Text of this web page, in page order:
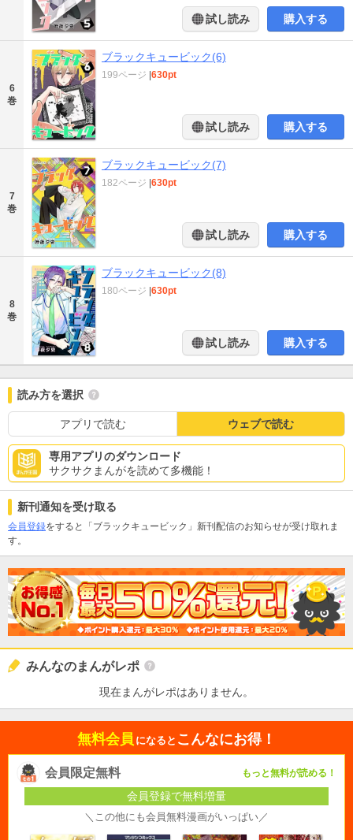
試し読み 購入する
6
巻
ブラックキュービック(6)
199ページ 630pt
試し読み 購入する
7
巻
ブラックキュービック(7)
182ページ 630pt
試し読み 購入する
8
巻
ブラックキュービック(8)
180ページ 630pt
試し読み 購入する
読み方を選択
アプリで読む ウェブで読む
専用アプリのダウンロード
サクサクまんがを読めて多機能！
新刊通知を受け取る
会員登録をすると「ブラックキュービック」新刊配信のお知らせが受け取れま
す。
みんなのまんがレポ
現在まんがレポはありません。
無料会員 になると こんなにお得！
会員限定無料 もっと無料が読める！
会員登録で無料増量
＼この他にも会員無料漫画がいっぱい／